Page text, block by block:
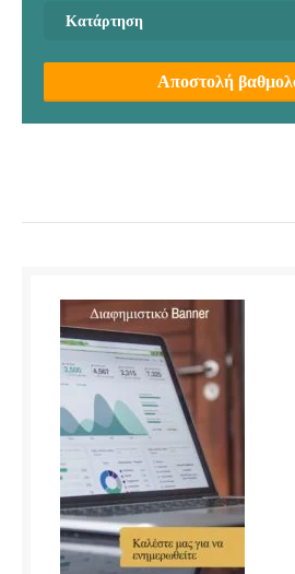
Κατάρτηση
Αποστολή